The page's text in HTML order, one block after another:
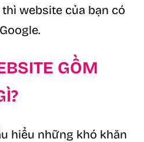
website của bạn có
GỒM
hiểu những khó khăn